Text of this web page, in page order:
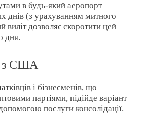
в будь-який аеропорт
днів (з урахуванням митного
дозволяє скоротити цей
дня.
з США
і бізнесменів, що
партіями, підійде варіант
послуги консолідації.